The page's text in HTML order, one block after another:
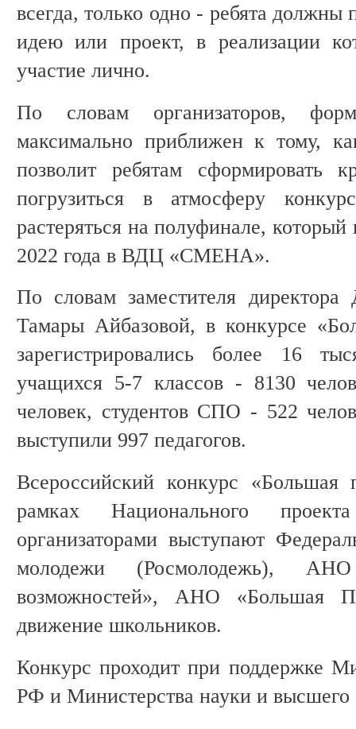
всегда, только одно - ребята
идею или проект, в реализации
участие лично.
По словам организаторов,
максимально приближен к тому,
позволит ребятам сформировать
погрузиться в атмосферу
растеряться на полуфинале,
2022 года в ВДЦ «СМЕНА».
По словам заместителя
Тамары Айбазовой, в конкурсе
зарегистрировались более 16
учащихся 5-7 классов - 8130
человек, студентов СПО - 522
выступили 997 педагогов.
Всероссийский конкурс «Большая
рамках Национального
организаторами выступают
молодежи (Росмолодежь),
возможностей», АНО «Большая
движение школьников.
Конкурс проходит при поддержке
РФ и Министерства науки и высшего